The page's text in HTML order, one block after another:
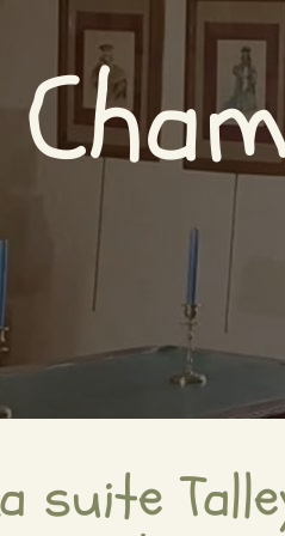
suite